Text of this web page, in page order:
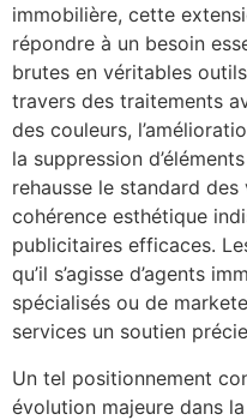
immobilière, cette
répondre à un besoin
brutes en véritables
travers des traitements
des couleurs,
la suppression
rehausse le standard
cohérence esthétique
publicitaires efficaces.
qu’il s’agisse d’agents
spécialisés ou de
services un soutien
Un tel positionnement
évolution majeure dans